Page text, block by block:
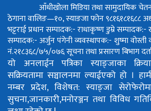
आँधीखोला मिडिया तथा सामुदायिक
ठेगाना वालिङ—१०, स्याङजा फोन ९८१६१८१६८८
भट्टराईप्रधान सम्पादक:- राधाकृष्ण डुम्रेसम्पादक:-
सम्पादक:- अर्जुन पंगेनीव्यवस्थापक:- शुष्मा वोस्ती
नं.२१८३६८/७५/०७६सूचना तथा प्रसारण बिभाग
यो अनलाईन पत्रिका स्याङ्जाका
सक्रियतामा सञ्चालनमा ल्याईएको हो ।
नम्बर प्रदेश, विशेषत: स्याङ्जा
सुचना,जानकारी,मनोरञ्जन तथा विविध